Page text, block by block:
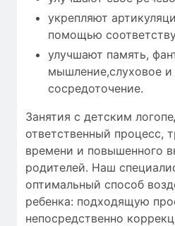
укрепляют
помощью
улучшают память,
мышление,слуховое и
сосредоточение.
Занятия с детским
ответственный процесс,
времени и повышенного
родителей. Наш
оптимальный способ
ребенка: подходящую
непосредственно